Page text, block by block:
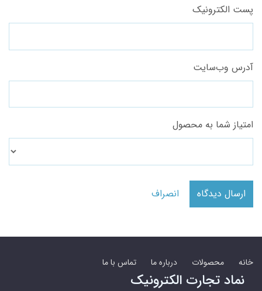
پست الکترونیک
آدرس وب‌سایت
امتیاز شما به محصول
ارسال دیدگاه انصراف
خانه محصولات درباره ما تماس با ما
نماد تجارت الکترونیک